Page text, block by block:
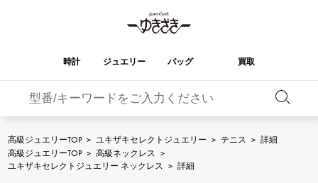
時計 ジュエリー バッグ 買取
OMEGA
オメガ
YUKIZAKI
ジュエリー
ジュエリー
バーキン オータクロア
ケリー
高級ジュエリーTOP > ユキザキセレクトジュエリー > テニス > 詳細
高級ジュエリーTOP > 高級ネックレス >
ユキザキセレクトジュエリー ネックレス > 詳細